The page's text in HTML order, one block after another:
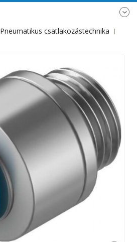
Pneumatikus csatlakozástechnika